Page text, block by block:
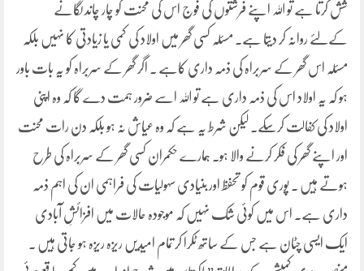
شش کرتا ہے تو اللہ اپنے فرشتوں کی فوج اس کی محنت کو چار چاند لگانے
کےلئے روانہ کر دیتا ہے۔ مسئلہ کسی گھر میں اولاد کی کمی یا زیادتی کا نہیں بلکہ
مسئلہ اس گھر کے سربراہ کی ذمہ داری کاہے ۔ اگر گھر کے سربراہ کو یہ بات باور
ہو کہ یہ اولاد اس کی ذمہ داری ہے تو اللہ اسے ضرور ہمت دے گا کہ وہ اپنی
اولاد کی کفالت کرسکے۔ لیکن شرط یہ ہے کہ وہ عیاش نہ ہو بلکہ دن رات محنت
اور اپنے گھر کی فکر کرنے والا ہو۔ ہمارے حکمران کسی گھر کے سربراہ کی طرح
ہوتے ہیں ۔ پوری قوم کو تحفظ اور بنیادی سہولیات کی فراہمی ان کی اہم ذمہ
داری ہے۔ اس میں کوئی شک نہیں کہ موجودہ حالات میں افزائشِ آبادی
ایک ایسی چٹان ہے جس کے ساتھ ٹکرا کر تمام امیدیں ریزہ ریزہ ہو جاتی ہیں ۔